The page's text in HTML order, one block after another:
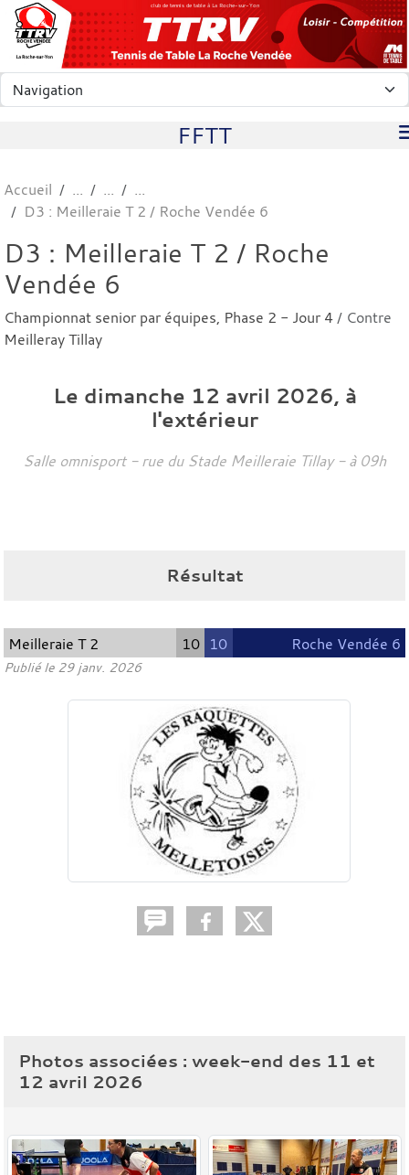
club de tennis de table à La Roche-sur-Yon
FFTT
Accueil
D3 : Meilleraie T 2 / Roche Vendée 6
D3 : Meilleraie T 2 / Roche
Vendée 6
Championnat senior par équipes, Phase 2 - Jour 4/ Contre
Meilleray Tillay
Le dimanche 12 avril 2026, à
l'extérieur
Salle omnisport - rue du Stade Meilleraie Tillay - à 09h
Résultat
Meilleraie T 2 10 10 Roche Vendée 6
Publié le 29 janv. 2026
Photos associées : week-end des 11 et
12 avril 2026
Panneau de gestion des cookies